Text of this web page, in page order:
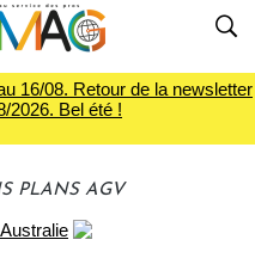
16/08. Retour de la newsletter
2026. Bel été !
PLANS AGV